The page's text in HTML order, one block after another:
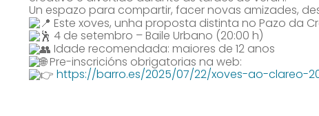
Un espazo para compartir, facer novas amizades,
Este xoves, unha proposta distinta no Pazo da
4 de setembro – Baile Urbano (20:00 h)
Idade recomendada: maiores de 12 anos
Pre-inscricións obrigatorias na web:
https://barro.es/2025/07/22/xoves-ao-clareo-